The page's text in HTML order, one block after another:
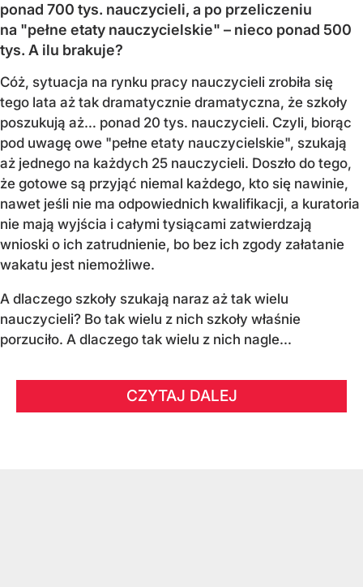
ponad 700 tys. nauczycieli, a po przeliczeniu
na "pełne etaty nauczycielskie" – nieco ponad 500
tys. A ilu brakuje?
Cóż, sytuacja na rynku pracy nauczycieli zrobiła się
tego lata aż tak dramatycznie dramatyczna, że szkoły
poszukują aż… ponad 20 tys. nauczycieli. Czyli, biorąc
pod uwagę owe "pełne etaty nauczycielskie", szukają
aż jednego na każdych 25 nauczycieli. Doszło do tego,
że gotowe są przyjąć niemal każdego, kto się nawinie,
nawet jeśli nie ma odpowiednich kwalifikacji, a kuratoria
nie mają wyjścia i całymi tysiącami zatwierdzają
wnioski o ich zatrudnienie, bo bez ich zgody załatanie
wakatu jest niemożliwe.
A dlaczego szkoły szukają naraz aż tak wielu
nauczycieli? Bo tak wielu z nich szkoły właśnie
porzuciło. A dlaczego tak wielu z nich nagle...
CZYTAJ DALEJ